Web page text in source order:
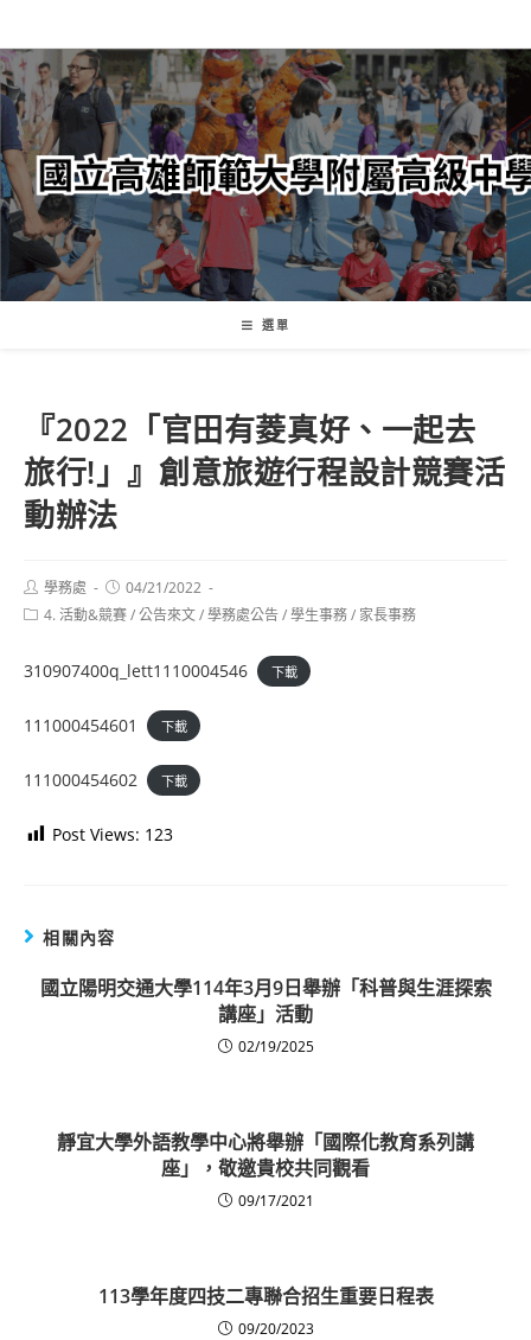
轉
至
主
內
容
選單
『2022「官田有菱真好、一起去
旅行!」』創意旅遊行程設計競賽活
動辦法
Post
author:
學務處
Post
published:
04/21/2022
Post4. 活動&競賽/公告來文/學務處公告/學生事務/ 家長事務
310907400q_lett1110004546 下載
111000454601 下載
111000454602 下載
Post Views: 123
相關內容
國立陽明交通大學114年3月9日舉辦「科普與生涯探索
講座」活動
02/19/2025
靜宜大學外語教學中心將舉辦「國際化教育系列講
座」，敬邀貴校共同觀看
09/17/2021
113學年度四技二專聯合招生重要日程表
09/20/2023